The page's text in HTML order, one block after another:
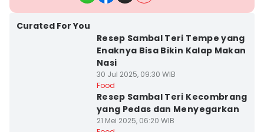
Curated For You
Resep Sambal Teri Tempe yang
Enaknya Bisa Bikin Kalap Makan
Nasi
30 Jul 2025, 09:30 WIB
Food
Resep Sambal Teri Kecombrang
yang Pedas dan Menyegarkan
21 Mei 2025, 06:20 WIB